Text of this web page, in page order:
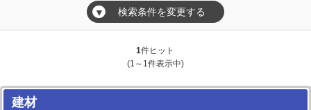
▼ 検索条件を変更する
1件ヒット
(1～1件表示中)
建材